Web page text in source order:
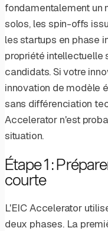
fondamentalement un
solos, les spin-offs
les startups en phase
propriété intellectuelle
candidats. Si votre
innovation de modèle
sans différenciation
Accelerator n'est
situation.
Étape 1 :
courte
L'EIC Accelerator
deux phases. La